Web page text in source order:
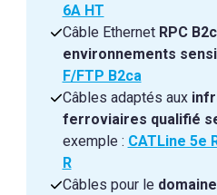
6A HT
Câble Ethernet RPC
environnements
F/FTP B2ca
Câbles adaptés aux
ferroviaires qualifié
exemple : CATLine 5e
R
Câbles pour le